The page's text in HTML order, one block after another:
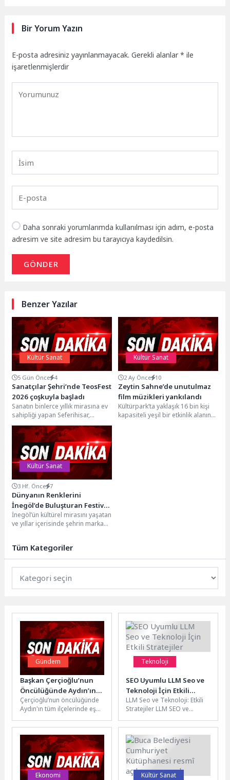
Bir Yorum Yazın
E-posta adresiniz yayınlanmayacak. Gerekli alanlar* ile
işaretlenmişlerdir
Daha sonraki yorumlarımda kullanılması için adım, e-posta
adresim ve site adresim bu tarayıcıya kaydedilsin.
GÖNDER
Benzer Yazılar
Kültür Sanat
5 Gün Önce 4
Sanatçılar Şehri’nde TeosFest
2026 çoşkuyla başladı
Sanatın binlerce yıllık mirasına ev
sahipliği yapan Seferihisar,
TeosFest 2026’nın açılış töreniyle
kültür ve sanat...
Kültür Sanat
2 Ay Önce 10
Zeytin Sahne’de unutulmaz
film müzikleri yankılandı
Kültürpark’ta yaklaşık 16 bin kişi
kapasiteli yeşil bir etkinlik alanına
Kültür Sanat
3 Hf. Önce 7
Dünyanın Renklerini
İnegöl’de Buluşturan Festival
Başladı
İnegöl’ün kültürel mirasını yaşatan
ve yıllar içerisinde şehrin marka
Tüm Kategoriler
Gündem
Başkan Çerçioğlu’nun
Öncülüğünde Aydın’ın
Tüm İlçelerinde Ulaşım
Yatırımları Devam Ediyor
Çerçioğlu’nun öncülüğünde
Aydın'ın tüm ilçelerinde eş
gerçekleştirilen yatırım,
proje, çalışma ve hizmetler
devam...
Teknoloji
SEO Uyumlu LLM Seo ve
Teknoloji İçin Etkili
Stratejiler
LLM Seo ve Teknoloji: Etkili
Stratejiler LLM SEO ve
dünyasında marka
görünürlüğünü...
Ekonomi Kültür Sanat